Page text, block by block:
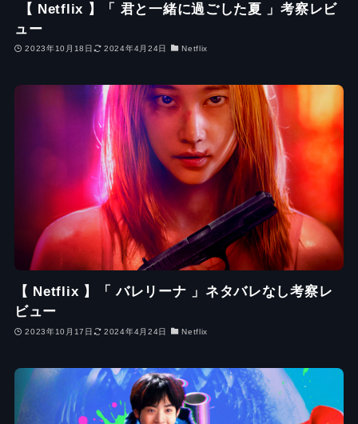
【 Netflix 】「 君と一緒に過ごした夏 」考察レビ
ュー
2023年10月18日 2024年4月24日 Netflix
【 Netflix 】「 バレリーナ 」ネタバレなし考察レ
ビュー
2023年10月17日 2024年4月24日 Netflix